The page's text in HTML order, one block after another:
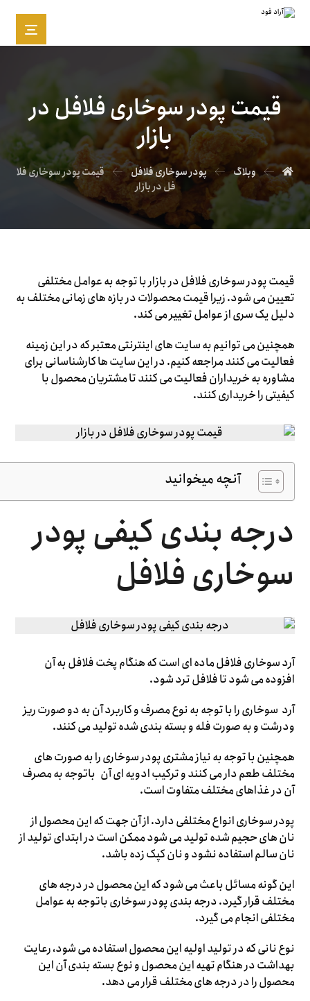
قیمت پودر سوخاری فلافل در
بازار
وبلاگ پودر سوخاری فلافل
قیمت پودر سوخاری فلا
فل در بازار
قیمت پودر سوخاری فلافل در بازار با توجه به عوامل مختلفی
تعیین می شود. زیرا قیمت محصولات در بازه های زمانی مختلف به
دلیل یک سری از عوامل تغییر می کند.
همچنین می توانیم به سایت های اینترنتی معتبر که در این زمینه
فعالیت می کنند مراجعه کنیم. در این سایت ها کارشناسانی برای
مشاوره به خریداران فعالیت می کنند تا مشتریان محصول با
کیفیتی را خریداری کنند.
آنچه میخوانید
درجه بندی کیفی پودر
سوخاری فلافل
آرد سوخاری فلافل ماده ای است که هنگام پخت فلافل به آن
افزوده می شود تا فلافل ترد شود.
آرد سوخاری را با توجه به نوع مصرف و کاربرد آن به دو صورت ریز
ودرشت و به صورت فله و بسته بندی شده تولید می کنند.
همچنین با توجه به نیاز مشتری پودر سوخاری را به صورت های
مختلف طعم دار می کنند و ترکیب ادویه ای آن باتوجه به مصرف
آن در غذاهای مختلف متفاوت است.
پودر سوخاری انواع مختلفی دارد. از آن جهت که این محصول از
نان های حجیم شده تولید می شود ممکن است در ابتدای تولید از
نان سالم استفاده نشود و نان کپک زده باشد.
این گونه مسائل باعث می شود که این محصول در درجه های
مختلف قرار گیرد. درجه بندی پودر سوخاری باتوجه به عوامل
مختلفی انجام می گیرد.
نوع نانی که در تولید اولیه این محصول استفاده می شود، رعایت
بهداشت در هنگام تهیه این محصول و نوع بسته بندی آن این
محصول را در درجه های مختلف قرار می دهد.